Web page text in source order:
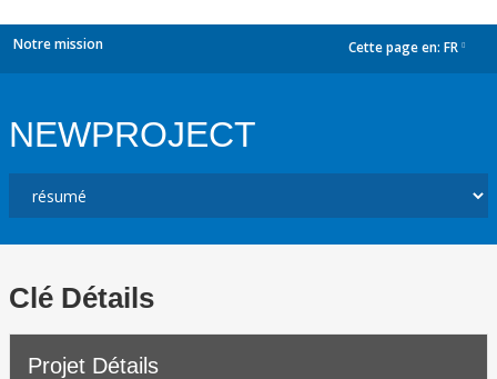
Notre mission Cette page en: FR
NEWPROJECT
Clé Détails
Projet Détails